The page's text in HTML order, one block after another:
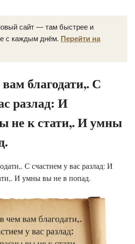
сайт — там быстрее и
с каждым днём. Перейти на
благодати,. С
разлад: И
не к стати,. И умны
С счастием у вас разлад: И
И умны вы не в попад.